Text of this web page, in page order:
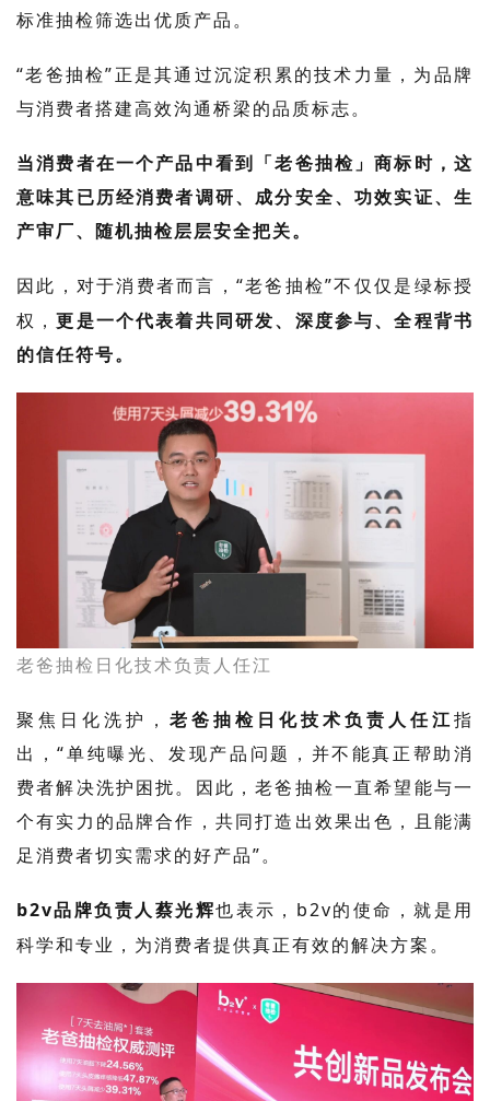
标准抽检筛选出优质产品。
“老爸抽检”正是其通过沉淀积累的技术力量，为品牌
与消费者搭建高效沟通桥梁的品质标志。
当消费者在一个产品中看到「老爸抽检」商标时，这
意味其已历经消费者调研、成分安全、功效实证、生
产审厂、随机抽检层层安全把关。
因此，对于消费者而言， “老爸抽检”不仅仅 是绿标授
权 ，更是一个代表着共同研发、深度参与、全程背书
的信任符号。
老爸抽检日化技术负责人任江
聚焦日化洗护， 老爸抽检日化技术负责人任江指
出，“单纯曝光、发现产品问题，并不能真正帮助消
费者解决洗护困扰。因此，老爸抽检一直希望能与一
个有实力的品牌合作，共同打造出效果出色，且能满
足消费者切实需求的好产品”。
b2v品牌负责人蔡光辉也表示， b2v的使命，就是用
科学和专业，为消费者提供真正有效的解决方案。